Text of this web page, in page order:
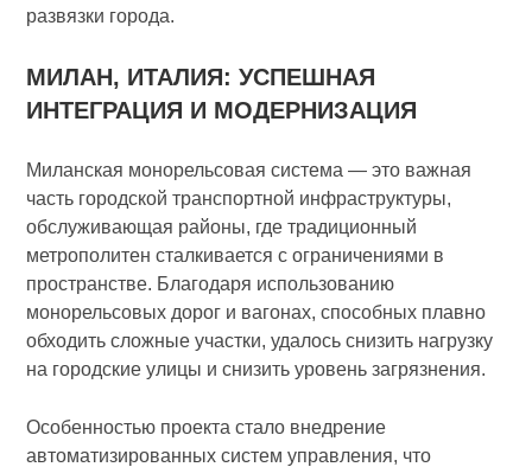
развязки города.
МИЛАН, ИТАЛИЯ: УСПЕШНАЯ
ИНТЕГРАЦИЯ И МОДЕРНИЗАЦИЯ
Миланская монорельсовая система — это важная
часть городской транспортной инфраструктуры,
обслуживающая районы, где традиционный
метрополитен сталкивается с ограничениями в
пространстве. Благодаря использованию
монорельсовых дорог и вагонах, способных плавно
обходить сложные участки, удалось снизить нагрузку
на городские улицы и снизить уровень загрязнения.
Особенностью проекта стало внедрение
автоматизированных систем управления, что